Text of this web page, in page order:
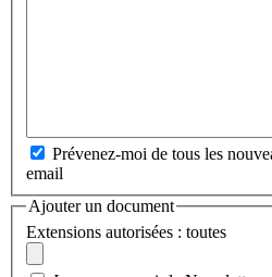
Prévenez-moi de tous les
email
Ajouter un document
Extensions autorisées : toutes